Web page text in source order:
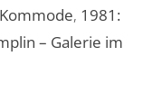
, 1981:
– Galerie im